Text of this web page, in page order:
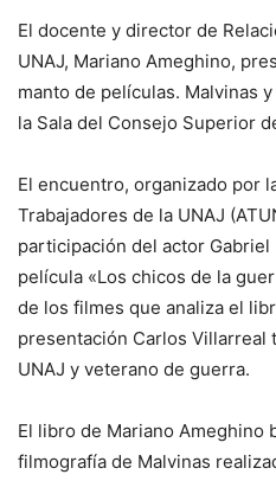
El docente y director de
UNAJ, Mariano Ameghino,
manto de películas. Malvinas
la Sala del Consejo Superior
El encuentro, organizado por
Trabajadores de la UNAJ
participación del actor
película «Los chicos de la
de los filmes que analiza el
presentación Carlos Villarreal
UNAJ y veterano de guerra.
El libro de Mariano Ameghino
filmografía de Malvinas